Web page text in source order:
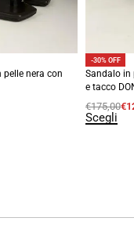
nera con
-30% OFF
Sandalo in
e tacco
€175,00€
Scegli